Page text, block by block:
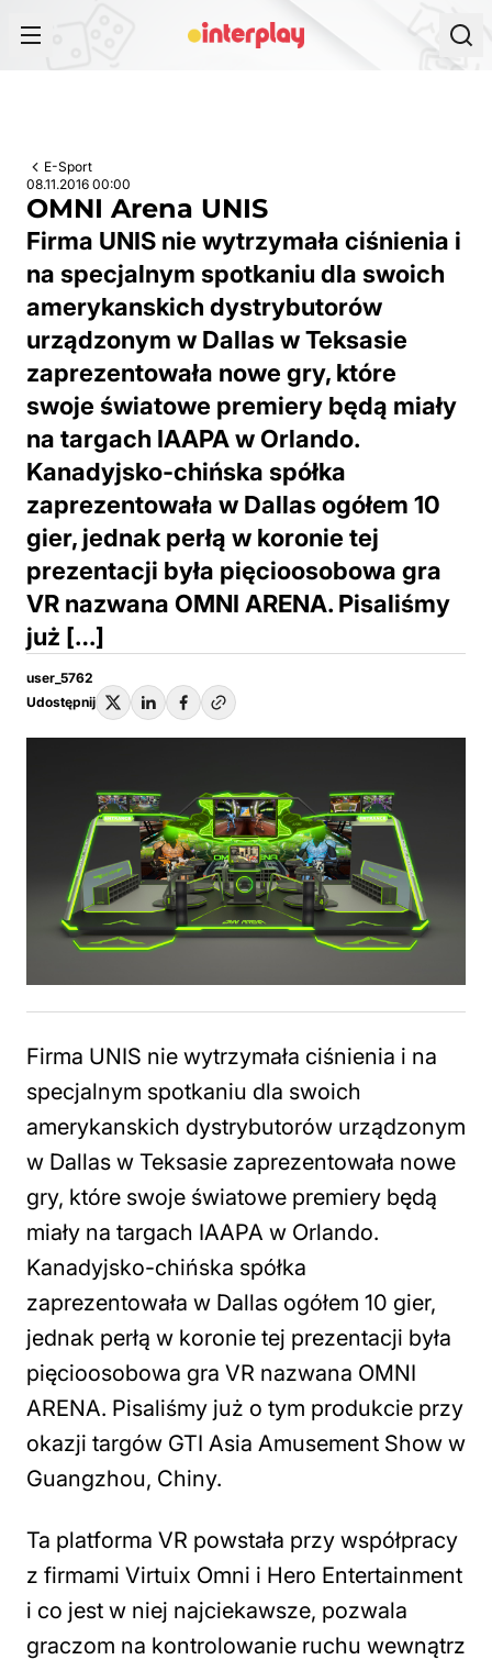
E-Sport
08.11.2016 00:00
OMNI Arena UNIS
Firma UNIS nie wytrzymała ciśnienia i
na specjalnym spotkaniu dla swoich
amerykanskich dystrybutorów
urządzonym w Dallas w Teksasie
zaprezentowała nowe gry, które
swoje światowe premiery będą miały
na targach IAAPA w Orlando.
Kanadyjsko-chińska spółka
zaprezentowała w Dallas ogółem 10
gier, jednak perłą w koronie tej
prezentacji była pięcioosobowa gra
VR nazwana OMNI ARENA. Pisaliśmy
już […]
user_5762
Udostępnij
Firma UNIS nie wytrzymała ciśnienia i na
specjalnym spotkaniu dla swoich
amerykanskich dystrybutorów urządzonym
w Dallas w Teksasie zaprezentowała nowe
gry, które swoje światowe premiery będą
miały na targach IAAPA w Orlando.
Kanadyjsko-chińska spółka
zaprezentowała w Dallas ogółem 10 gier,
jednak perłą w koronie tej prezentacji była
pięcioosobowa gra VR nazwana OMNI
ARENA. Pisaliśmy już o tym produkcie przy
okazji targów GTI Asia Amusement Show w
Guangzhou, Chiny.
Ta platforma VR powstała przy współpracy
z firmami Virtuix Omni i Hero Entertainment
i co jest w niej najciekawsze, pozwala
graczom na kontrolowanie ruchu wewnątrz